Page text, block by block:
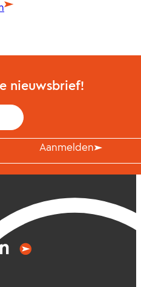
nieuwsbrief!
Aanmelden